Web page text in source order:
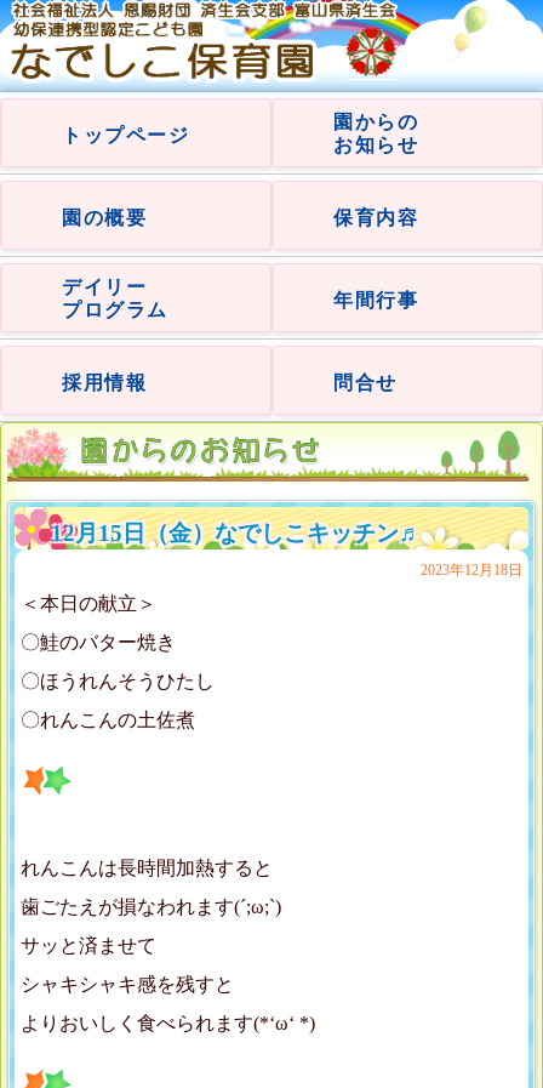
トップページ
園からの
お知らせ
園の概要 保育内容
デイリー
プログラム
年間行事
採用情報 問合せ
12月15日（金）なでしこキッチン♬
2023年12月18日
＜本日の献立＞
〇鮭のバター焼き
〇ほうれんそうひたし
〇れんこんの土佐煮
れんこんは長時間加熱すると
歯ごたえが損なわれます(´;ω;`)
サッと済ませて
シャキシャキ感を残すと
よりおいしく食べられます(*‘ω‘ *)